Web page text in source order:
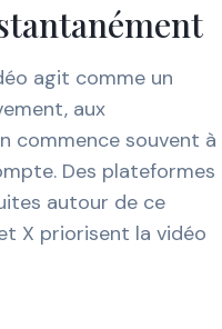
agit comme un
aux
commence souvent à
Des plateformes
autour de ce
X priorisent la vidéo